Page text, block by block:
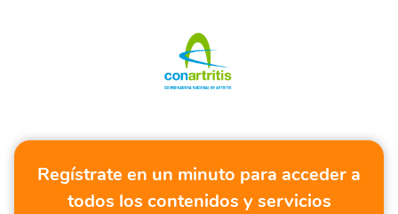
Regístrate en un minuto para acceder a
todos los contenidos y servicios